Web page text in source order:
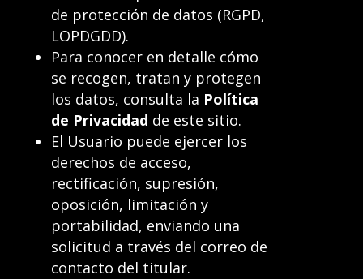
de protección de datos (RGPD,
LOPDGDD).
Para conocer en detalle cómo
se recogen, tratan y protegen
los datos, consulta la Política
de Privacidad de este sitio.
El Usuario puede ejercer los
derechos de acceso,
rectificación, supresión,
oposición, limitación y
portabilidad, enviando una
solicitud a través del correo de
contacto del titular.